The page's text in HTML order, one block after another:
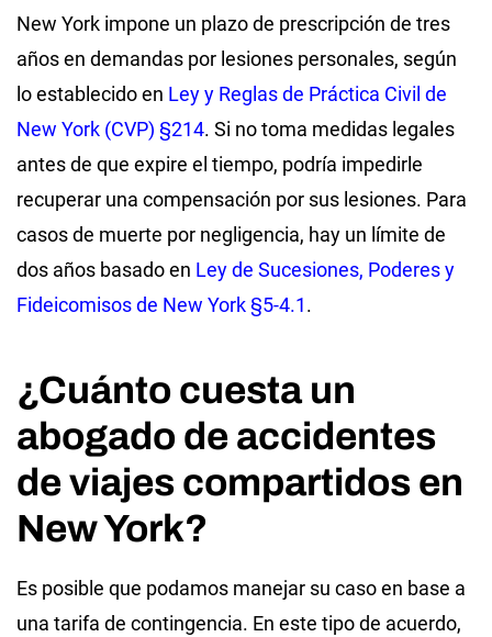
New York impone un plazo de prescripción de tres
años en demandas por lesiones personales, según
lo establecido en Ley y Reglas de Práctica Civil de
New York (CVP) §214. Si no toma medidas legales
antes de que expire el tiempo, podría impedirle
recuperar una compensación por sus lesiones. Para
casos de muerte por negligencia, hay un límite de
dos años basado en Ley de Sucesiones, Poderes y
Fideicomisos de New York §5-4.1.
¿Cuánto cuesta un
abogado de accidentes
de viajes compartidos en
New York?
Es posible que podamos manejar su caso en base a
una tarifa de contingencia. En este tipo de acuerdo,